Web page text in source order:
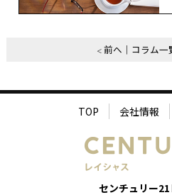
前へ コラム一
TOP 会社情報
センチュリー